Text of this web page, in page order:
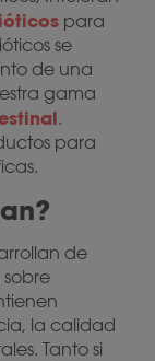
para
se
de una
gama
.
para
de
la calidad
Tanto si